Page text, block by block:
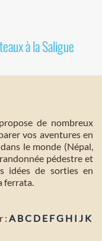
à la Saligue
de nombreux
vos aventures en
le monde (Népal,
pédestre et
idées de sorties en
ferrata.
: A BC D E FG H I J K